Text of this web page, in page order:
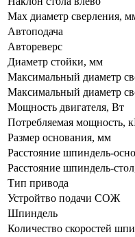
Max диаметр сверления,
Автоподача
Автореверс
Диаметр стойки, мм
Максимальный диаметр
Максимальный диаметр
Мощность двигателя, Вт
Потребляемая мощность,
Размер основания, мм
Расстояние шпиндель-
Расстояние шпиндель-
Тип привода
Устройтво подачи СОЖ
Шпиндель
Количество скоростей